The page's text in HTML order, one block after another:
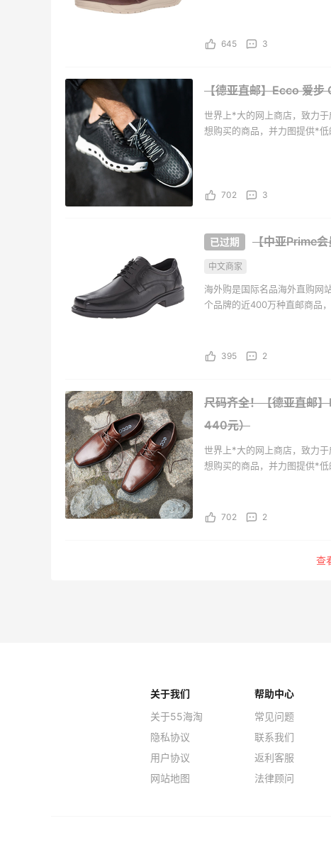
645 3
【德亚直邮】Ecco 爱
世界上*大的网上商店，致力
想购买的商品，并力图提供*
702 3
【中亚Prime
中文商家
海外购是国际名品海外直购网
个品牌的近400万种直邮商品
395 2
尺码齐全！【德亚直邮
440元）
世界上*大的网上商店，致力
想购买的商品，并力图提供*
702 2
查
Bobbi Brown 美网：护肤专
REVOLVE：NIKESKIMS 系
列上新热卖
享8.5折优惠 含税直邮
REVOLVE
Patagonia：巴塔美官夏季大
促 运动服饰精选低至6折
基础款印花T恤$21.99
9天15小时
Macy's
Macy's
关于我们
关于55海淘
隐私协议
用户协议
网站地图
帮助中心
常见问题
联系我们
返利客服
法律顾问